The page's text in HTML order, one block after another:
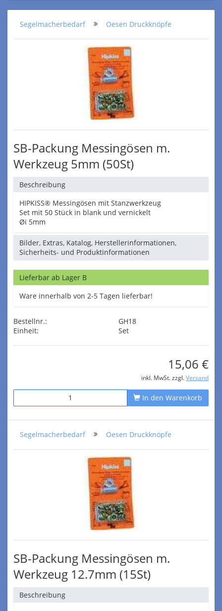
Segelmacherbedarf Oesen Druckknöpfe
SB-Packung Messingösen m.
Werkzeug 5mm (50St)
Beschreibung
HIPKISS® Messingösen mit Stanzwerkzeug
Set mit 50 Stück in blank und vernickelt
Øi 5mm
Bilder, Extras, Katalog, Herstellerinformationen,
Sicherheits- und Produktinformationen
Lieferbar ab Lager B
Ware innerhalb von 2-5 Tagen lieferbar!
Bestellnr.:
GH18
Einheit:
Set
15,06 €
inkl. MwSt. zzgl. Versand
In den Warenkorb
Segelmacherbedarf Oesen Druckknöpfe
SB-Packung Messingösen m.
Werkzeug 12.7mm (15St)
Beschreibung